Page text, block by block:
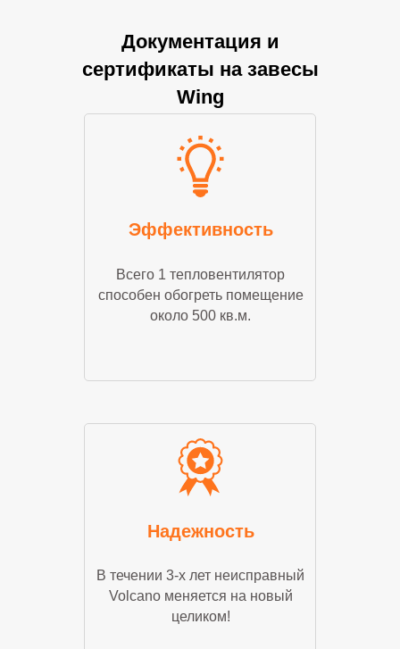
Документация и
сертификаты на завесы
Wing
Эффективность
Надежность
Всего 1 тепловентилятор
способен обогреть помещение
около 500 кв.м.
В течении 3-х лет неисправный
Volcano меняется на новый
целиком!